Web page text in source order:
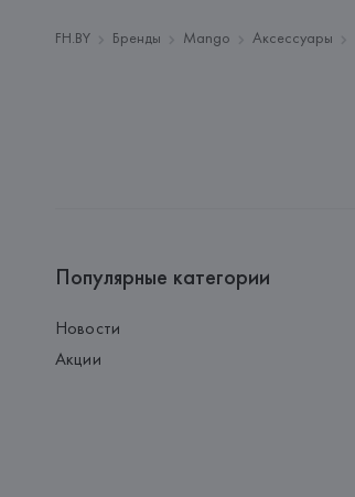
FH.BY Бренды Mango Аксессуары
Популярные категории
Новости
Акции